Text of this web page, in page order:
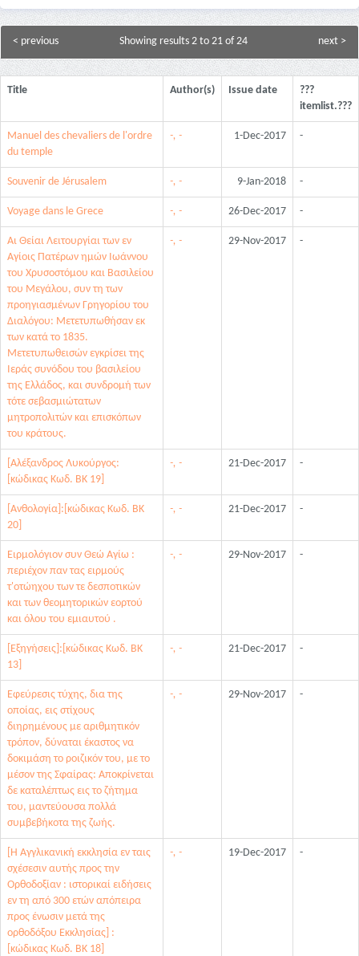
Showing results 2 to 21 of 24
< previous next >
Title Author(s) Issue date
???
itemlist.???
Manuel des chevaliers de l'ordre
du temple
-, - 1-Dec-2017 -
Souvenir de Jérusalem -, - 9-Jan-2018 -
Voyage dans le Grece -, - 26-Dec-2017 -
Αι Θείαι Λειτουργίαι των εν
Αγίοις Πατέρων ημών Ιωάννου
του Χρυσοστόμου και Βασιλείου
του Μεγάλου, συν τη των
προηγιασμένων Γρηγορίου του
Διαλόγου: Μετετυπωθήσαν εκ
των κατά το 1835.
Μετετυπωθεισών εγκρίσει της
Ιεράς συνόδου του βασιλείου
της Ελλάδος, και συνδρομή των
τότε σεβασμιώτατων
μητροπολιτών και επισκόπων
του κράτους.
-, - 29-Nov-2017 -
[Αλέξανδρος Λυκούργος:
[κώδικας Κωδ. ΒΚ 19]
-, - 21-Dec-2017 -
[Ανθολογία]:[κώδικας Κωδ. ΒΚ
20]
-, - 21-Dec-2017 -
Ειρμολόγιον συν Θεώ Αγίω :
περιέχον παν τας ειρμούς
τ'οτώηχου των τε δεσποτικών
και των θεομητορικών εορτού
και όλου του εμιαυτού .
-, - 29-Nov-2017 -
[Εξηγήσεις]:[κώδικας Κωδ. ΒΚ
13]
-, - 21-Dec-2017 -
Εφεύρεσις τύχης, δια της
οποίας, εις στίχους
διηρημένους με αριθμητικόν
τρόπον, δύναται έκαστος να
δοκιμάση το ροιζικόν του, με το
μέσον της Σφαίρας: Αποκρίνεται
δε καταλέπτως εις το ζήτημα
του, μαντεύουσα πολλά
συμβεβήκοτα της ζωής.
-, - 29-Nov-2017 -
[Η Αγγλικανική εκκλησία εν ταις
σχέσεσιν αυτής προς την
Ορθοδοξίαν : ιστορικαί ειδήσεις
εν τη από 300 ετών απόπειρα
προς ένωσιν μετά της
ορθοδόξου Εκκλησίας] :
[κώδικας Κωδ. ΒΚ 18]
-, - 19-Dec-2017 -